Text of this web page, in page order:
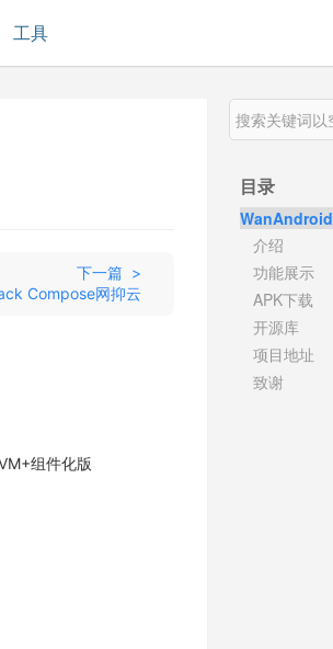
工具
下一篇 >
Compose网抑云
组件化版
目录
WanAndroid
介绍
功能展示
APK下载
开源库
项目地址
致谢